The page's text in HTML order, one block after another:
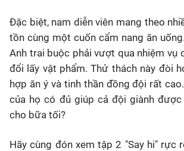
Đặc biệt, nam diễn viên mang theo
tồn cùng một cuốn cẩm nang ăn
Anh trai buộc phải vượt qua nhiệm vụ
đổi lấy vật phẩm. Thử thách này đòi
hợp ăn ý và tinh thần đồng đội rất
của họ có đủ giúp cả đội giành được
cho bữa tối?
Hãy cùng đón xem tập 2 "Say hi" rực